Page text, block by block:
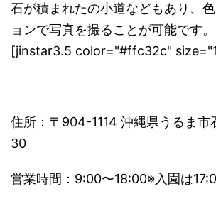
石が積まれたの小道などもあり、
ョンで写真を撮ることが可能です
[jinstar3.5 color="#ffc32c"
住所：〒904-1114 沖縄県うるま市
30
営業時間：9:00〜18:00※入園は